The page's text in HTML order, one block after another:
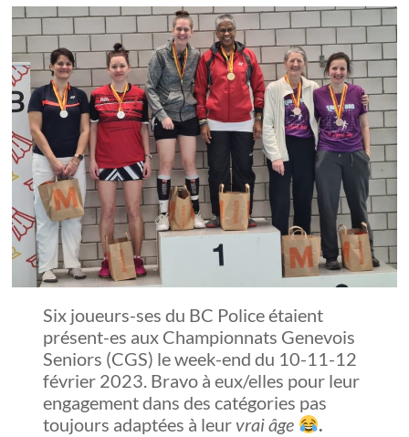
Six joueurs-ses du BC Police étaient
présent-es aux Championnats Genevois
Seniors (CGS) le week-end du 10-11-12
février 2023. Bravo à eux/elles pour leur
engagement dans des catégories pas
toujours adaptées à leur vrai âge .